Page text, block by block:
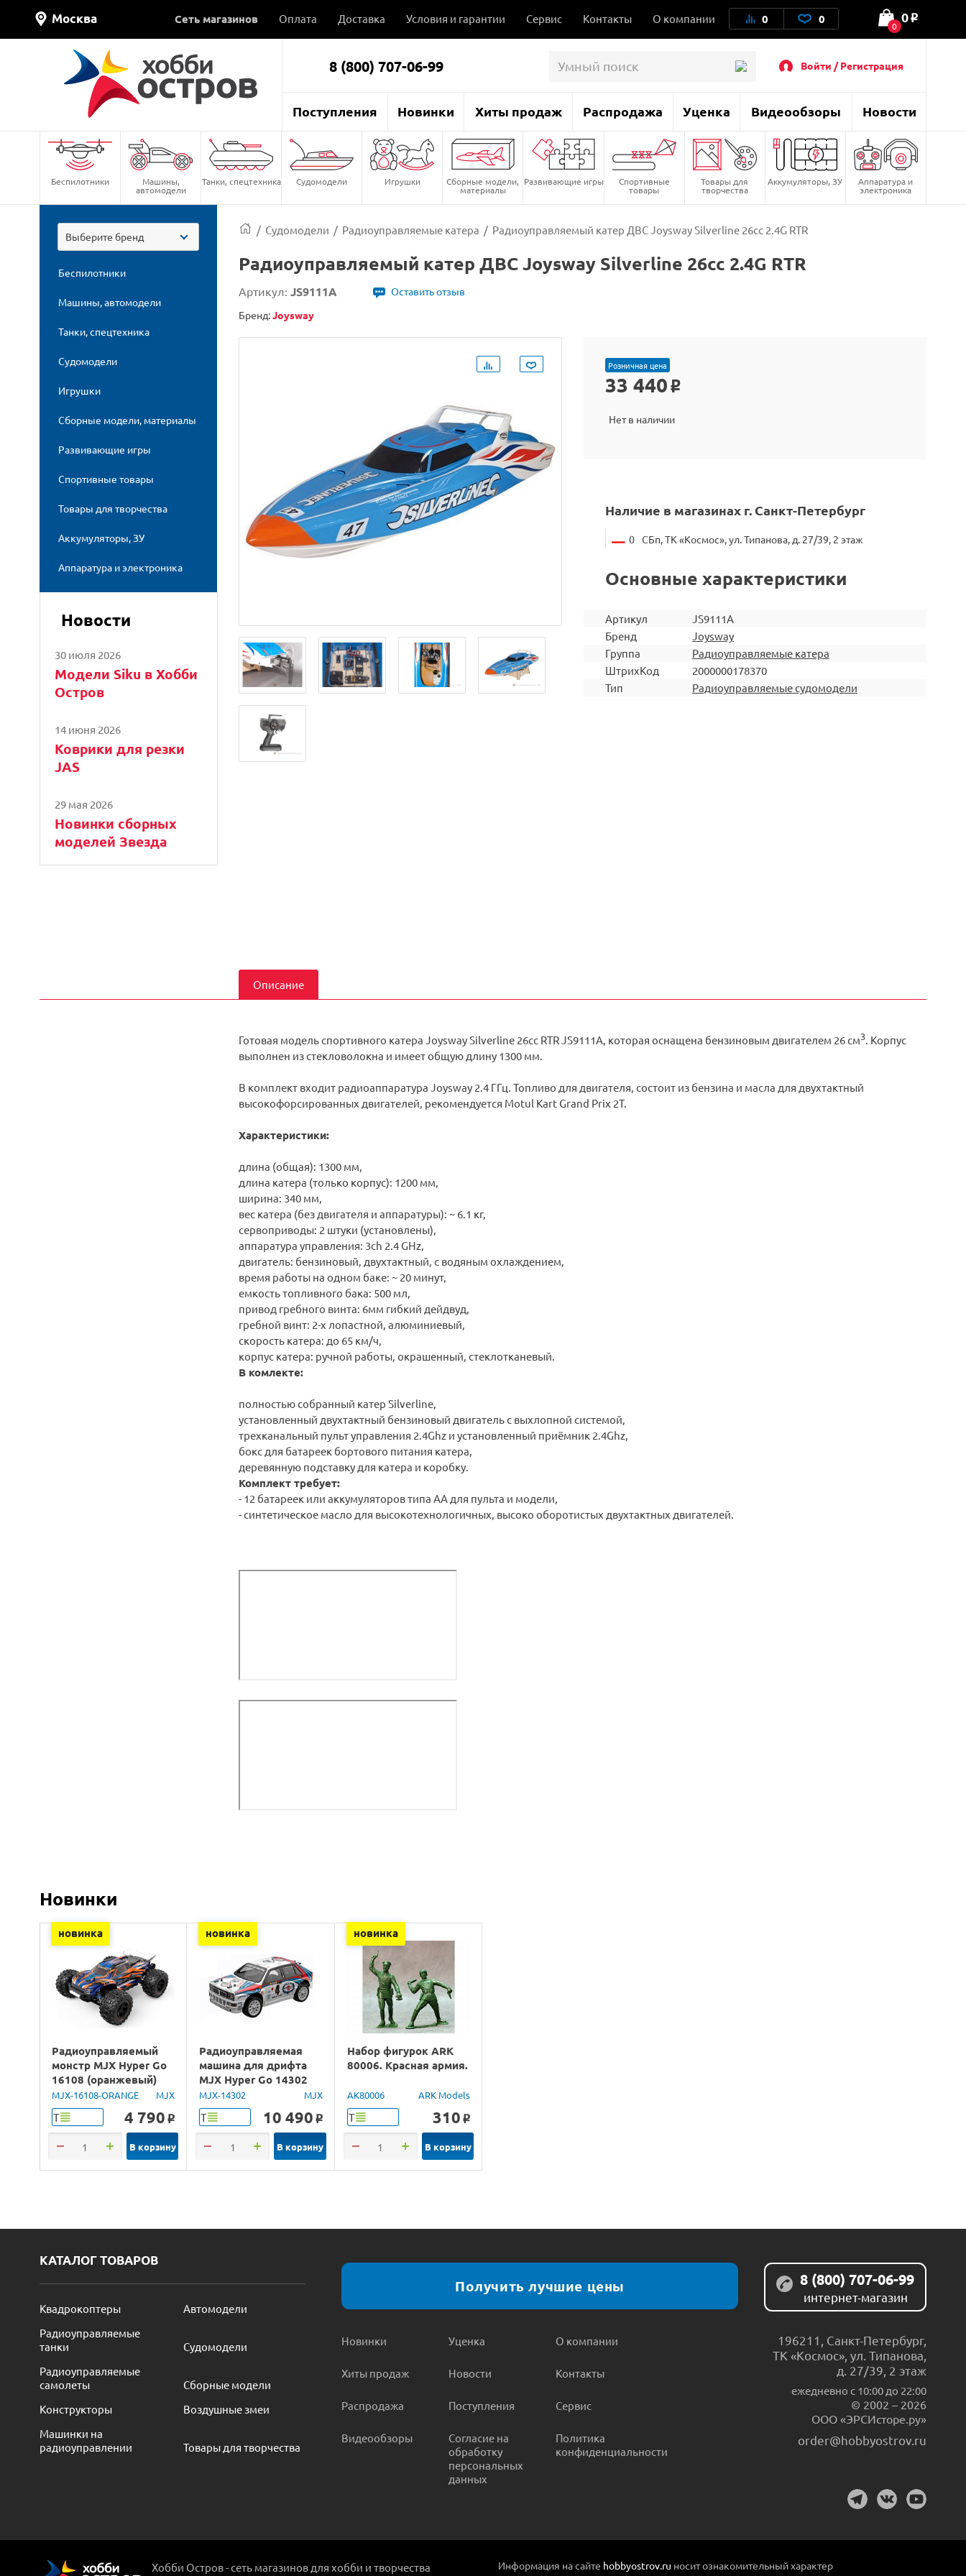
Москва Сеть магазинов Оплата Доставка Условия и гарантии Сервис Контакты О компании 0 0 0
0 o
8 (800) 707-06-99 Войти / Регистрация
Поступления Новинки Хиты продаж Распродажа Уценка Видеообзоры Новости
Беспилотники Машины,
автомодели
Танки, спецтехника Судомодели Игрушки Сборные модели,
материалы
Развивающие игры Спортивные
товары
Товары для
творчества
Аккумуляторы, ЗУ Аппаратура и
электроника
Выберите бренд
Беспилотники
Машины, автомодели
Танки, спецтехника
Судомодели
Игрушки
Сборные модели, материалы
Развивающие игры
Спортивные товары
Товары для творчества
Аккумуляторы, ЗУ
Аппаратура и электроника
Новости
30 июля 2026
Модели Siku в Хобби
Остров
14 июня 2026
Коврики для резки
JAS
29 мая 2026
Новинки сборных
моделей Звезда
/ Судомодели / Радиоуправляемые катера / Радиоуправляемый катер ДВС Joysway Silverline 26cc 2.4G RTR
Радиоуправляемый катер ДВС Joysway Silverline 26cc 2.4G RTR
Артикул: JS9111A
Оставить отзыв
Бренд:Joysway
Розничная цена
33 440 o
Нет в наличии
Наличие в магазинах г. Санкт-Петербург
0 СБп, ТК «Космос», ул. Типанова, д. 27/39, 2 этаж
Основные характеристики
Артикул
JS9111A
Бренд
Joysway
Группа
Радиоуправляемые катера
ШтрихКод
2000000178370
Тип
Радиоуправляемые судомодели
Описание
Готовая модель спортивного катера Joysway Silverline 26cc RTR JS9111A, которая оснащена бензиновым двигателем 26 см3. Корпус
выполнен из стекловолокна и имеет общую длину 1300 мм.
В комплект входит радиоаппаратура Joysway 2.4 ГГц. Топливо для двигателя, состоит из бензина и масла для двухтактный
высокофорсированных двигателей, рекомендуется Motul Kart Grand Prix 2T.
Характеристики:
длина (общая): 1300 мм,
длина катера (только корпус): 1200 мм,
ширина: 340 мм,
вес катера (без двигателя и аппаратуры): ~ 6.1 кг,
сервоприводы: 2 штуки (установлены),
аппаратура управления: 3ch 2.4 GHz,
двигатель: бензиновый, двухтактный, с водяным охлаждением,
время работы на одном баке: ~ 20 минут,
емкость топливного бака: 500 мл,
привод гребного винта: 6мм гибкий дейдвуд,
гребной винт: 2-х лопастной, алюминиевый,
скорость катера: до 65 км/ч,
корпус катера: ручной работы, окрашенный, стеклотканевый.
В комлекте:
полностью собранный катер Silverline,
установленный двухтактный бензиновый двигатель с выхлопной системой,
трехканальный пульт управления 2.4Ghz и установленный приёмник 2.4Ghz,
бокс для батареек бортового питания катера,
деревянную подставку для катера и коробку.
Комплект требует:
- 12 батареек или аккумуляторов типа АА для пульта и модели,
- синтетическое масло для высокотехнологичных, высоко оборотистых двухтактных двигателей.
Новинки
новинка
Радиоуправляемый
монстр MJX Hyper Go
16108 (оранжевый)
4WD 2.4G LED 1/16
RTR
MJX-16108-ORANGE MJX
Т 4 790 o
В корзину
новинка
Радиоуправляемая
машина для дрифта
MJX Hyper Go 14302
Lancia Delta Brushless
4WD 2.4G LED 1/14
RTR
MJX-14302 MJX
Т 10 490 o
В корзину
новинка
Набор фигурок ARK
80006. Красная армия.
AK80006 ARK Models
Т 310 o
В корзину
КАТАЛОГ ТОВАРОВ
Квадрокоптеры
Автомодели
Радиоуправляемые
танки
Судомодели
Радиоуправляемые
самолеты
Сборные модели
Конструкторы
Воздушные змеи
Машинки на
радиоуправлении
Товары для творчества
Получить лучшие цены
Новинки
Хиты продаж
Распродажа
Видеообзоры
Уценка
Новости
Поступления
Согласие на
обработку
персональных
данных
О компании
Контакты
Сервис
Политика
конфиденциальности
8 (800) 707-06-99
интернет-магазин
196211 Санкт-Петербург,
ТК «Космос», ул. Типанова,
д. 27/39, 2 этаж
ежедневно c 10:00 до 22:00
© 2002 – 2026
ООО «ЭРСИсторе.ру»
order@hobbyostrov.ru
Хобби Остров - сеть магазинов для хобби и творчества
Информация на сайте hobbyostrov.ru носит ознакомительный характер